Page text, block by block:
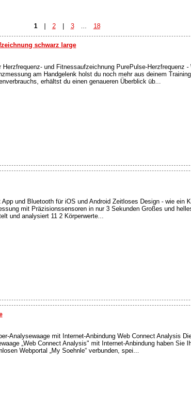
1
| 2 | 3 18
schwarz large
Herzfrequenz- und Fitnessaufzeichnung PurePulse-Herzfrequenz
am Handgelenk holst du noch mehr aus deinem
erhältst du einen genaueren Überblick üb...
App und Bluetooth für iOS und Android Zeitloses Design - wie ein
mit Präzisionssensoren in nur 3 Sekunden Großes und
und analysiert 11 2 Körperwerte...
Analysewaage mit Internet-Anbindung Web Connect Analysis
„Web Connect Analysis" mit Internet-Anbindung haben Sie
Webportal „My Soehnle“ verbunden, spei...